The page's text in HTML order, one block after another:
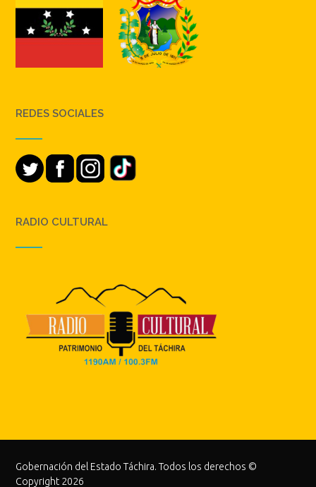
REDES SOCIALES
RADIO CULTURAL
Gobernación del Estado Táchira. Todos los derechos ©
Copyright 2026